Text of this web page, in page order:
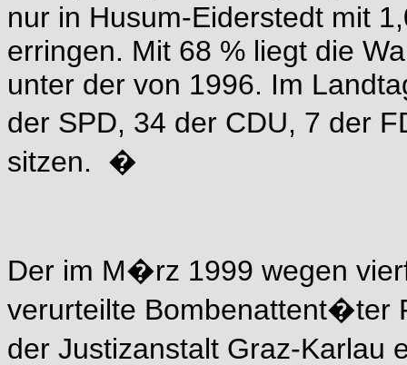
nur in Husum-Eiderstedt mit
erringen. Mit 68 % liegt die
unter der von 1996. Im
der SPD, 34 der CDU, 7 der
sitzen. �
Der im M�rz 1999 wegen
verurteilte Bombenattent�ter
der Justizanstalt Graz-Karlau